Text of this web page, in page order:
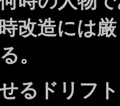
改造には
。
るドリフ